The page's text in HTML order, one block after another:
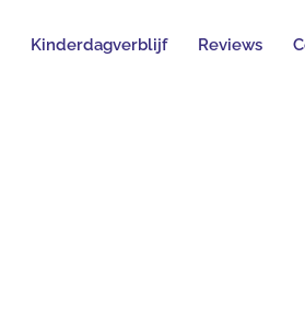
Kinderdagverblijf Reviews